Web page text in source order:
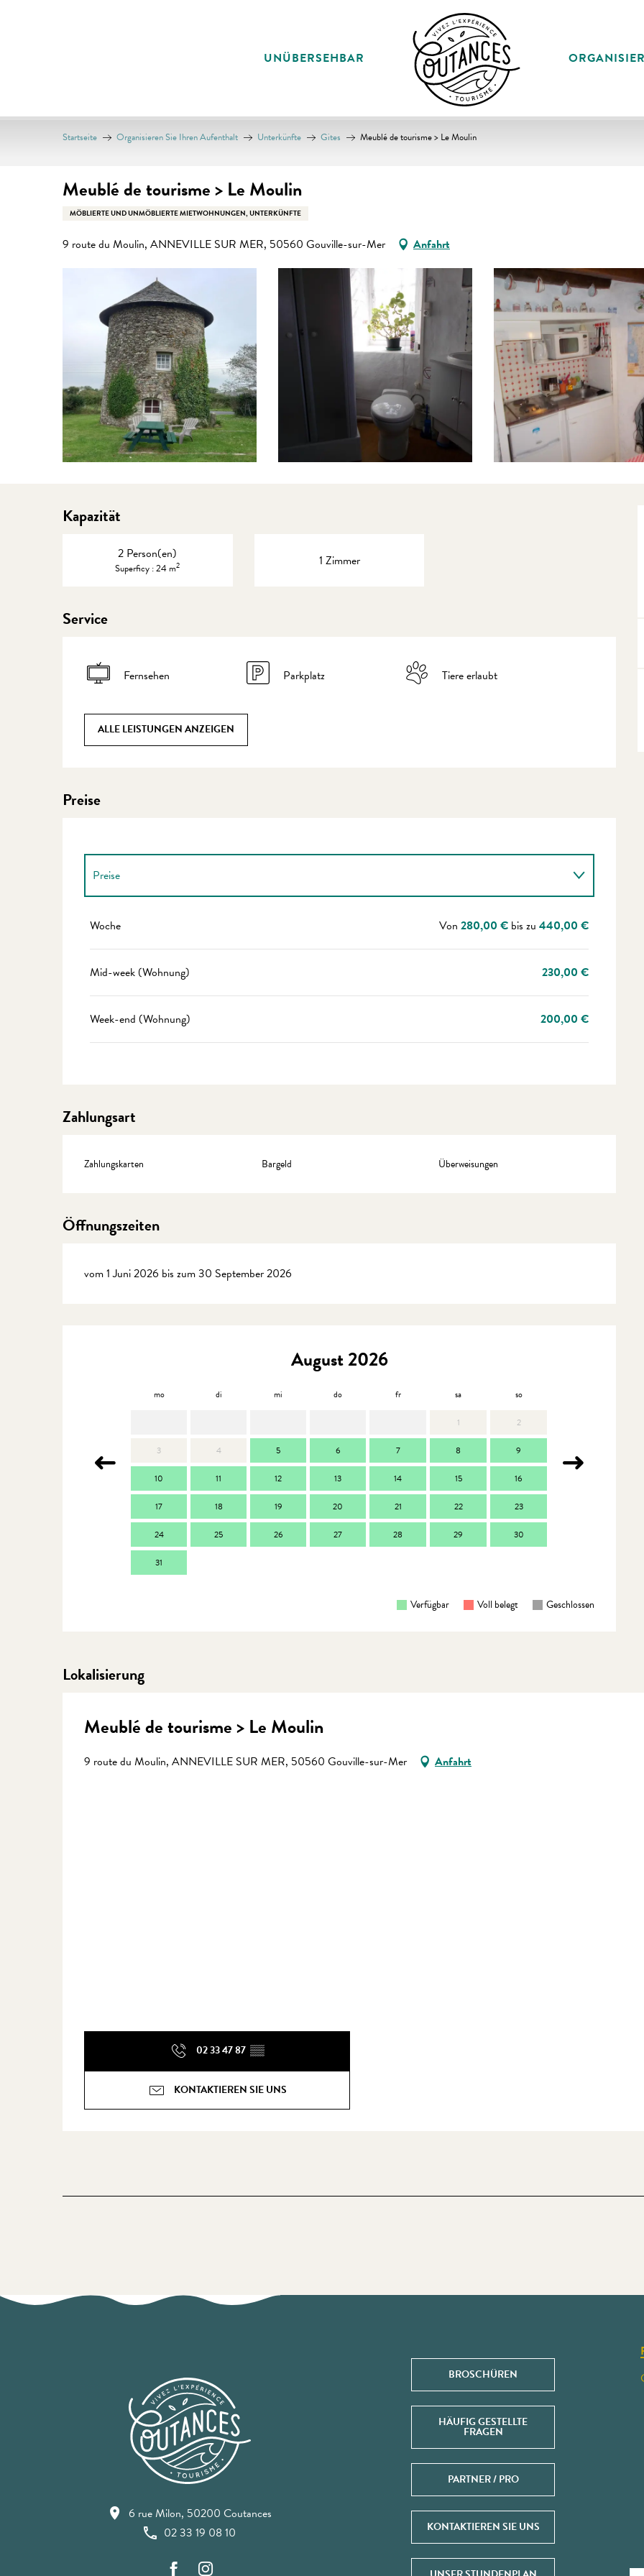
UNÜBERSEHBAR
Startseite Organisieren Sie Ihren Aufenthalt Unterkünfte Gites Meublé de tourisme > Le Moulin
Meublé de tourisme > Le Moulin
MÖBLIERTE UND UNMÖBLIERTE MIETWOHNUNGEN, UNTERKÜNFTE
9 route du Moulin, ANNEVILLE SUR MER, 50560 Gouville-sur-Mer Anfahrt
Kapazität
2 Person(en)
Superficy : 24 m2 1 Zimmer
Service
Fernsehen Parkplatz Tiere erlaubt
ALLE LEISTUNGEN ANZEIGEN
Preise
Preise
Woche Von280,00 € bis zu440,00 €
Mid-week (Wohnung) 230,00 €
Week-end (Wohnung) 200,00 €
Zahlungsart
Zahlungskarten Bargeld Überweisungen
Öffnungszeiten
vom 1 Juni 2026 bis zum 30 September 2026
August 2026
mo di mi do fr sa so
1 2
3 4 5 6 7 8 9
10 11 12 13 14 15 16
17 18 19 20 21 22 23
24 25 26 27 28 29 30
31
Verfügbar Voll belegt Geschlossen
Lokalisierung
Meublé de tourisme > Le Moulin
9 route du Moulin, ANNEVILLE SUR MER, 50560 Gouville-sur-Mer Anfahrt
02 33 47 87 ▒▒
KONTAKTIEREN SIE UNS
6 rue Milon, 50200 Coutances
02 33 19 08 10
BROSCHÜREN
HÄUFIG GESTELLTE
FRAGEN
PARTNER / PRO
KONTAKTIEREN SIE UNS